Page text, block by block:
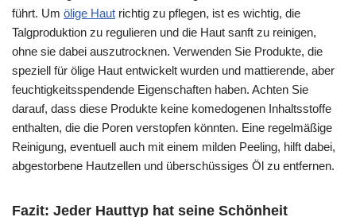
führt. Um ölige Haut richtig zu pflegen, ist es wichtig, die
Talgproduktion zu regulieren und die Haut sanft zu reinigen,
ohne sie dabei auszutrocknen. Verwenden Sie Produkte, die
speziell für ölige Haut entwickelt wurden und mattierende, aber
feuchtigkeitsspendende Eigenschaften haben. Achten Sie
darauf, dass diese Produkte keine komedogenen Inhaltsstoffe
enthalten, die die Poren verstopfen könnten. Eine regelmäßige
Reinigung, eventuell auch mit einem milden Peeling, hilft dabei,
abgestorbene Hautzellen und überschüssiges Öl zu entfernen.
Fazit: Jeder Hauttyp hat seine Schönheit